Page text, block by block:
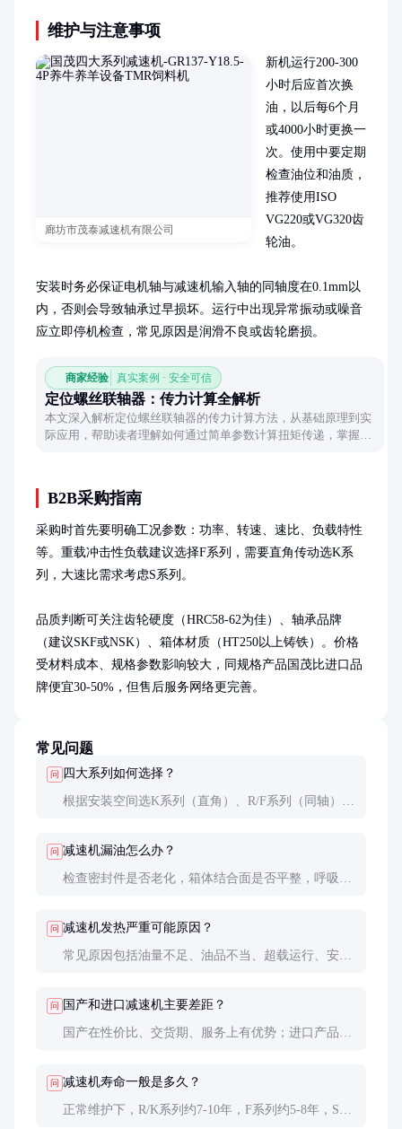
维护与注意事项
廊坊市茂泰减速机有限公司
新机运行200-300
小时后应首次换
油，以后每6个月
或4000小时更换一
次。使用中要定期
检查油位和油质，
推荐使用ISO
VG220或VG320齿
轮油。
安装时务必保证电机轴与减速机输入轴的同轴度在0.1mm以
内，否则会导致轴承过早损坏。运行中出现异常振动或噪音
应立即停机检查，常见原因是润滑不良或齿轮磨损。
商家经验 真实案例 · 安全可信
定位螺丝联轴器：传力计算全解析
本文深入解析定位螺丝联轴器的传力计算方法，从基础原理到实
际应用，帮助读者理解如何通过简单参数计算扭矩传递，掌握优
B2B采购指南
采购时首先要明确工况参数：功率、转速、速比、负载特性
等。重载冲击性负载建议选择F系列，需要直角传动选K系
列，大速比需求考虑S系列。
品质判断可关注齿轮硬度（HRC58-62为佳）、轴承品牌
（建议SKF或NSK）、箱体材质（HT250以上铸铁）。价格
受材料成本、规格参数影响较大，同规格产品国茂比进口品
牌便宜30-50%，但售后服务网络更完善。
常见问题
问 四大系列如何选择？
根据安装空间选K系列（直角）、R/F系列（同轴）；
问 减速机漏油怎么办？
检查密封件是否老化，箱体结合面是否平整，呼吸阀
问 减速机发热严重可能原因？
常见原因包括油量不足、油品不当、超载运行、安装
问 国产和进口减速机主要差距？
国产在性价比、交货期、服务上有优势；进口产品在
问 减速机寿命一般是多久？
正常维护下，R/K系列约7-10年，F系列约5-8年，S系